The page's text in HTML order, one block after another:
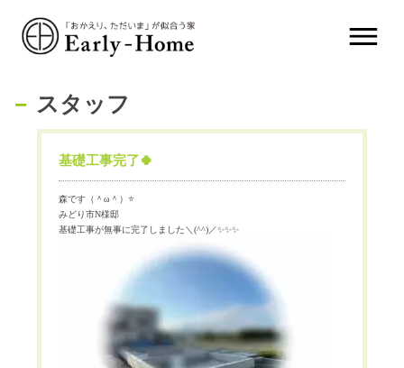
スタッフ
基礎工事完了🍀
森です（＾ω ＾） ⭐️
みどり市N様邸
基礎工事が無事に完了しました＼(^^)／✨✨✨